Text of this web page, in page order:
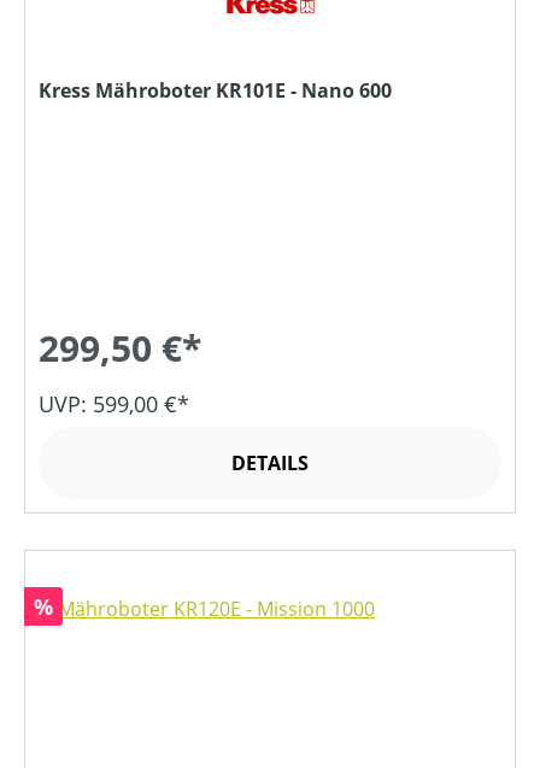
Kress Mähroboter KR101E - Nano 600
299,50 €*
UVP: 599,00 €*
DETAILS
Rabatt
%